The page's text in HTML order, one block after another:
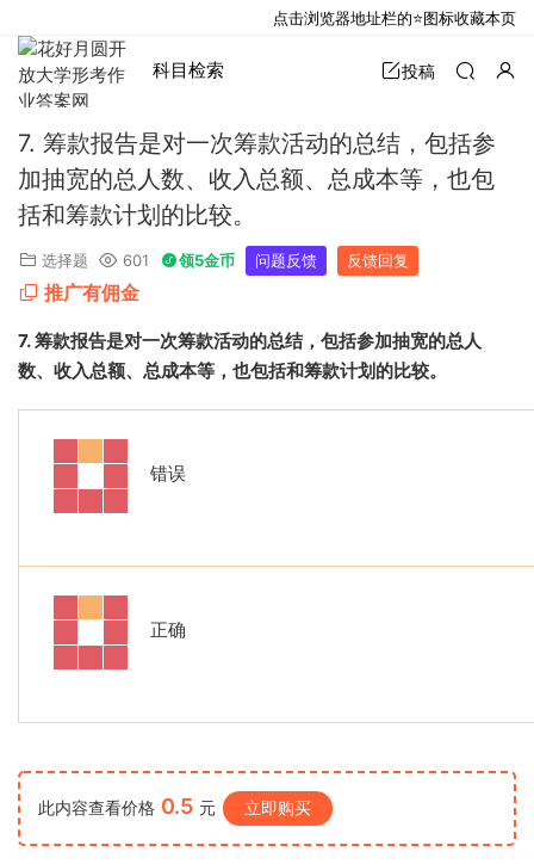
科目检索 投稿
7. 筹款报告是对一次筹款活动的总结，包括参
加抽宽的总人数、收入总额、总成本等，也包
括和筹款计划的比较。
选择题 601 领5金币 问题反馈 反馈回复
推广有佣金
7.筹款报告是对一次筹款活动的总结，包括参加抽宽的总人
数、收入总额、总成本等，也包括和筹款计划的比较。
错误
正确
此内容查看价格 0.5 元 立即购买
点击浏览器地址栏的⭐图标收藏本页